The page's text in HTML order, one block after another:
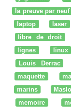
la preuve par neuf
laptop
laser
libre de droit
lignes
linux
Louis Derrac
maquette
marins
memoire